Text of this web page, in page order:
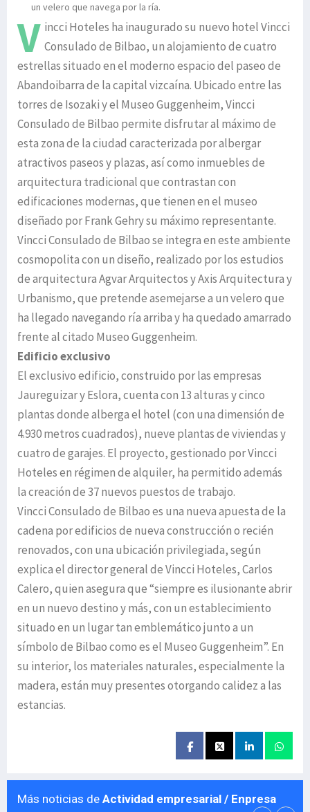
un velero que navega por la ría.
V incci Hoteles ha inaugurado su nuevo hotel Vincci
Consulado de Bilbao, un alojamiento de cuatro
estrellas situado en el moderno espacio del paseo de
Abandoibarra de la capital vizcaína. Ubicado entre las
torres de Isozaki y el Museo Guggenheim, Vincci
Consulado de Bilbao permite disfrutar al máximo de
esta zona de la ciudad caracterizada por albergar
atractivos paseos y plazas, así como inmuebles de
arquitectura tradicional que contrastan con
edificaciones modernas, que tienen en el museo
diseñado por Frank Gehry su máximo representante.
Vincci Consulado de Bilbao se integra en este ambiente
cosmopolita con un diseño, realizado por los estudios
de arquitectura Agvar Arquitectos y Axis Arquitectura y
Urbanismo, que pretende asemejarse a un velero que
ha llegado navegando ría arriba y ha quedado amarrado
frente al citado Museo Guggenheim.
Edificio exclusivo
El exclusivo edificio, construido por las empresas
Jaureguizar y Eslora, cuenta con 13 alturas y cinco
plantas donde alberga el hotel (con una dimensión de
4.930 metros cuadrados), nueve plantas de viviendas y
cuatro de garajes. El proyecto, gestionado por Vincci
Hoteles en régimen de alquiler, ha permitido además
la creación de 37 nuevos puestos de trabajo.
Vincci Consulado de Bilbao es una nueva apuesta de la
cadena por edificios de nueva construcción o recién
renovados, con una ubicación privilegiada, según
explica el director general de Vincci Hoteles, Carlos
Calero, quien asegura que “siempre es ilusionante abrir
en un nuevo destino y más, con un establecimiento
situado en un lugar tan emblemático junto a un
símbolo de Bilbao como es el Museo Guggenheim”. En
su interior, los materiales naturales, especialmente la
madera, están muy presentes otorgando calidez a las
estancias.
Más noticias de Actividad empresarial / Enpresa